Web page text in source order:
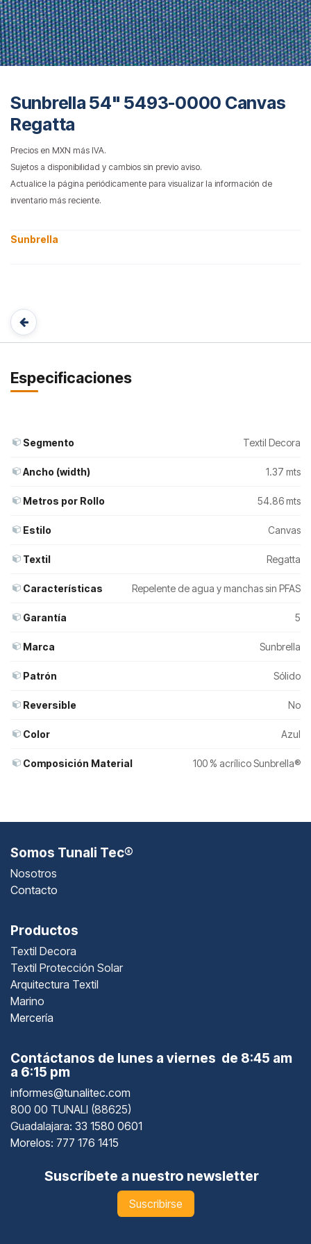
Sunbrella 54" 5493-0000 Canvas
Regatta
Precios en MXN más IVA.
Sujetos a disponibilidad y cambios sin previo aviso.
Actualice la página periódicamente para visualizar la información de
inventario más reciente.
Sunbrella
Especificaciones
Segmento Textil Decora
Ancho (width) 1.37 mts
Metros por Rollo 54.86 mts
Estilo Canvas
Textil Regatta
Características Repelente de agua y manchas sin PFAS
Garantía 5
Marca Sunbrella
Patrón Sólido
Reversible No
Color Azul
Composición Material 100 % acrílico Sunbrella®
Somos Tunali Tec®
Nosotros
Contacto
Productos
Textil Decora
Textil Protección Solar
Arquitectura Textil
Marino
Mercería
Contáctanos de lunes a viernes de 8:45 am
a 6:15 pm
informes@tunalitec.com
800 00 TUNALI (88625)
Guadalajara: 33 1580 0601
Morelos: 777 176 1415
Suscríbete a nuestro newsletter
Suscribirse